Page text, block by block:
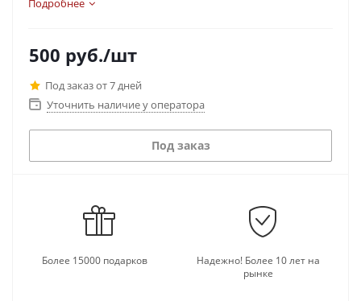
легкой и нескучной!
движением ноги!
Подробнее
500 руб./шт
Под заказ от 7 дней
Уточнить наличие у оператора
Под заказ
Более 15000 подарков
Надежно! Более 10 лет на
рынке